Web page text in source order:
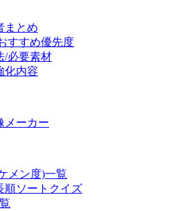
まとめ
すすめ優先度
/必要素材
化内容
メーカー
メン度)一覧
順ソートクイズ